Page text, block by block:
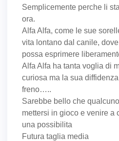
Semplicemente perche li
ora.
Alfa Alfa, come le sue
vita lontano dal canile,
possa esprimere
Alfa Alfa ha tanta voglia di
curiosa ma la sua
freno…..
Sarebbe bello che
mettersi in gioco e venire a
una possibilita
Futura taglia media